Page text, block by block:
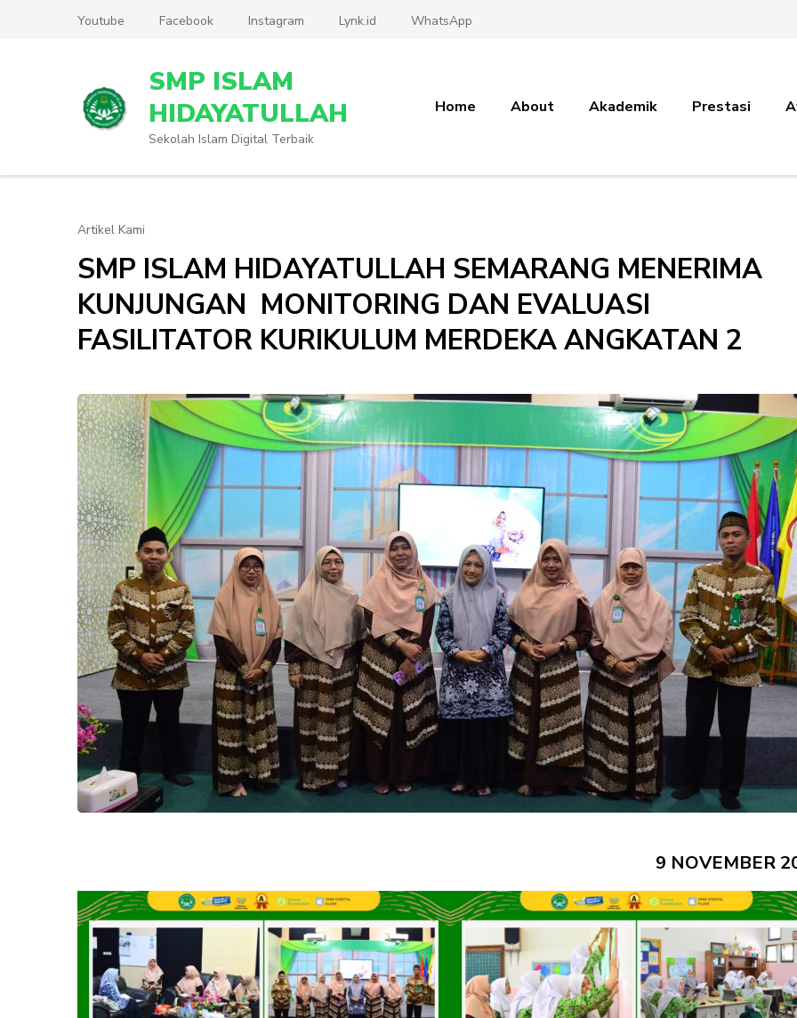
Youtube Facebook Instagram Lynk.id WhatsApp
SMP ISLAM
HIDAYATULLAH
Sekolah Islam Digital Terbaik
Home About Akademik Prestasi
Artikel Kami
SMP ISLAM HIDAYATULLAH SEMARANG MENERIMA
KUNJUNGAN MONITORING DAN EVALUASI
FASILITATOR KURIKULUM MERDEKA ANGKATAN 2
9 NOVEMBER